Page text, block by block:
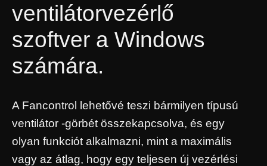
ventilátorvezérlő
szoftver a Windows
számára.
A Fancontrol lehetővé teszi bármilyen típusú
ventilátor -görbét összekapcsolva, és egy
olyan funkciót alkalmazni, mint a maximális
vagy az átlag, hogy egy teljesen új vezérlési